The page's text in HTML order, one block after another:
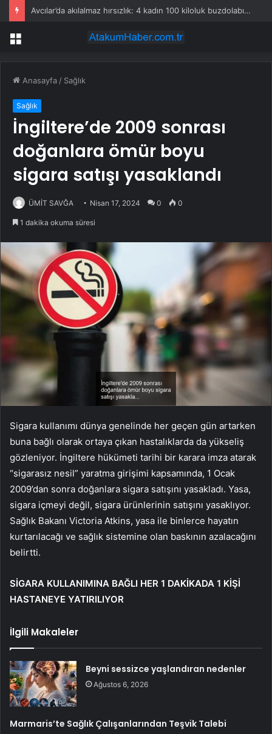
Avcılar’da akılalmaz hırsızlık: 4 kadın 100 kiloluk buzdolabını böyle çaldı
Menü
Anasayfa / Sağlık
Sağlık
İngiltere’de 2009 sonrası
doğanlara ömür boyu
sigara satışı yasaklandı
ÜMİT SAVĞA Nisan 17, 2024 0 0
1 dakika okuma süresi
Sigara kullanımı dünya genelinde her geçen gün artarken
buna bağlı olarak ortaya çıkan hastalıklarda da yükseliş
gözleniyor. İngiltere hükümeti tarihi bir karara imza atarak
“sigarasız nesil” yaratma girişimi kapsamında, 1 Ocak
2009’dan sonra doğanlara sigara satışını yasakladı. Yasa,
sigara içmeyi değil, sigara ürünlerinin satışını yasaklıyor.
Sağlık Bakanı Victoria Atkins, yasa ile binlerce hayatın
kurtarılacağı ve sağlık sistemine olan baskının azalacağını
belirtti.
SİGARA KULLANIMINA BAĞLI HER 1 DAKİKADA 1 KİŞİ
HASTANEYE YATIRILIYOR
İlgili Makaleler
Beyni sessizce yaşlandıran nedenler
Ağustos 6, 2026
Marmaris’te Sağlık Çalışanlarından Teşvik Talebi